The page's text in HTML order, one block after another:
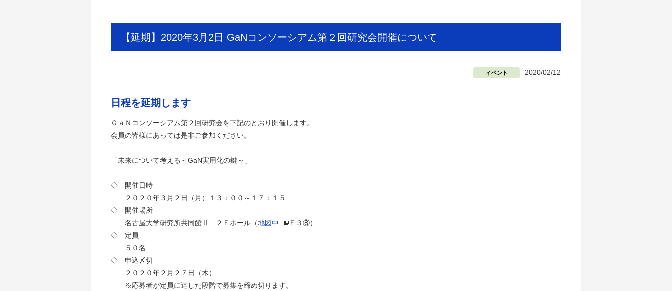
【延期】2020年3月2日 GaNコンソーシアム第２回研究会開催について
イベント 2020/02/12
日程を延期します
ＧａＮコンソーシアム第２回研究会を下記のとおり開催します。
会員の皆様にあっては是非ご参加ください。
「未来について考える～GaN実⽤化の鍵～」
◇ 開催日時
２０２０年３月２日（月）１３：００～１７：１５
◇ 開催場所
名古屋大学研究所共同館Ⅱ ２Ｆホール（地図中
Ｆ３⑧）
◇ 定員
５０名
◇ 申込〆切
２０２０年２月２７日（木）
※応募者が定員に達した段階で募集を締め切ります。